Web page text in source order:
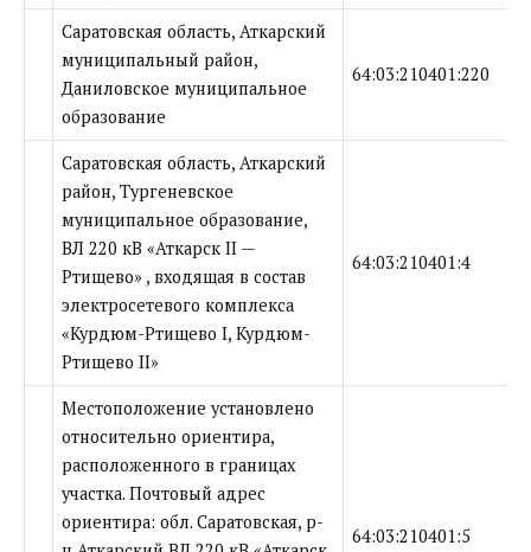
Саратовская область, Аткарский
муниципальный район,
Даниловское муниципальное
образование
64:03:210401:220
Саратовская область, Аткарский
район, Тургеневское
муниципальное образование,
ВЛ 220 кВ «Аткарск II —
Ртищево» , входящая в состав
электросетевого комплекса
«Курдюм-Ртищево I, Курдюм-
Ртищево II»
64:03:210401:4
Местоположение установлено
относительно ориентира,
расположенного в границах
участка. Почтовый адрес
ориентира: обл. Саратовская, р-
64:03:210401:5